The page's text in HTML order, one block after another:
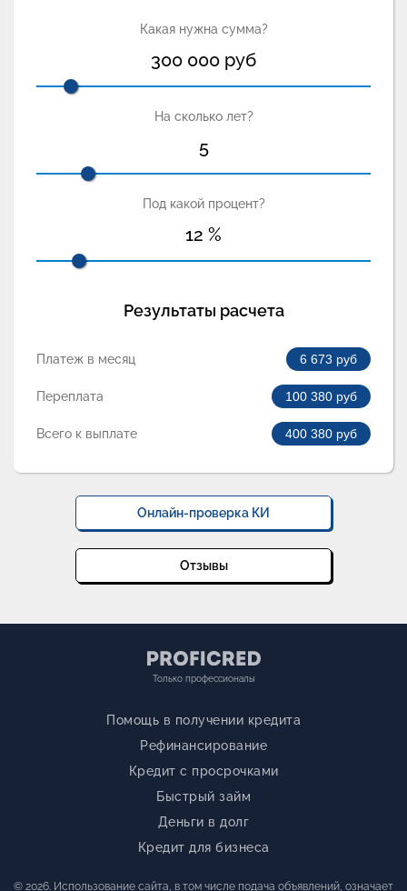
Какая нужна сумма?
300 000 руб
На сколько лет?
5
Под какой процент?
12 %
Результаты расчета
Платеж в месяц 6 673 руб
Переплата 100 380 руб
Всего к выплате 400 380 руб
Онлайн-проверка КИ
Отзывы
Только профессионалы
Помощь в получении кредита
Рефинансирование
Кредит с просрочками
Быстрый займ
Деньги в долг
Кредит для бизнеса
© 2026. Использование сайта, в том числе подача объявлений, означает